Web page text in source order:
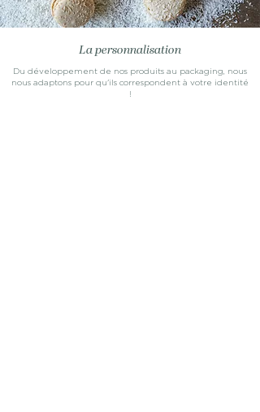
La personnalisation
Du développement de nos produits au packaging, nous
nous adaptons pour qu'ils correspondent à votre identité
!